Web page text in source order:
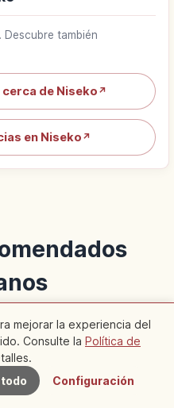
también
de Niseko↗
en Niseko ↗
Cercanos
mejorar la experiencia del
Consulte la Política de
Configuración